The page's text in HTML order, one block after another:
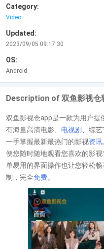
Category:
Video
Updated:
2023/09/05 09:17:30
OS:
Android
Description of 双鱼影视仓
双鱼影视仓app是一款为用户提
有海量高清电影、 电视剧 、综
一手掌握最新最热门的影视资讯
便您随时随地观看您喜欢的影视
单易用的界面操作也让您轻松
制，完全免费。